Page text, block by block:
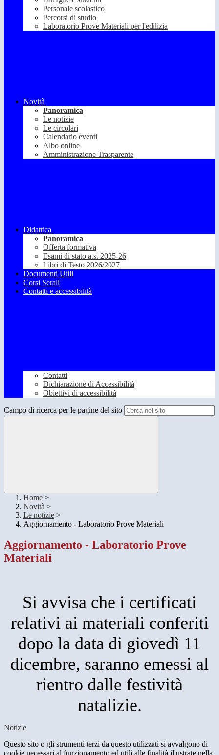
Personale scolastico
Percorsi di studio
Laboratorio Prove Materiali per l'edilizia
Novità
Panoramica
Le notizie
Le circolari
Calendario eventi
Albo online
Amministrazione Trasparente
Didattica
Panoramica
Offerta formativa
Esami di stato a.s. 2025-26
Libri di Testo 2026/2027
Documenti Utili
Corsi Serali
Contatti e accessibilità
Contatti
Dichiarazione di Accessibilità
Obiettivi di accessibilità
Campo di ricerca per le pagine del sito
Home >
Novità >
Le notizie >
Aggiornamento - Laboratorio Prove Materiali
Aggiornamento - Laboratorio Prove
Materiali
Si avvisa che i certificati
relativi ai materiali conferiti
dopo la data di giovedì 11
dicembre, saranno emessi al
rientro dalle festività
natalizie.
Notizie
Questo sito o gli strumenti terzi da questo utilizzati si avvalgono di
cookie necessari al funzionamento ed utili alle finalità illustrate nella